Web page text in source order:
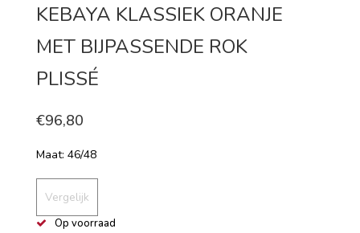
KEBAYA KLASSIEK ORANJE
MET BIJPASSENDE ROK
PLISSÉ
€96,80
Maat: 46/48
Vergelijk
Op voorraad